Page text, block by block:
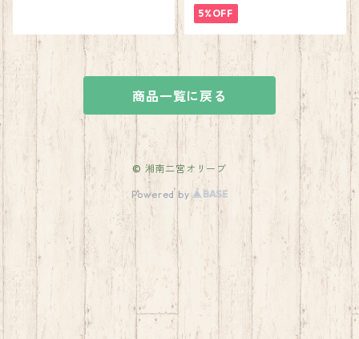
5%OFF
商品一覧に戻る
© 湘南二宮オリーブ
Powered by